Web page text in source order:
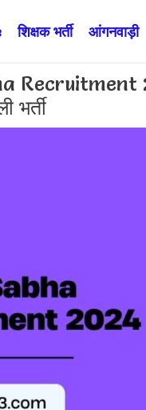
शिक्षक भर्ती आंगनवाड़ी
भर्ती